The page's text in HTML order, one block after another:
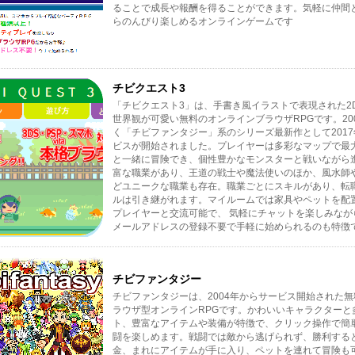
ることで成長や報酬を得ることができます。気軽に仲間
らのんびり楽しめるオンラインゲームです
チビクエスト3
「チビクエスト3」は、手書き風イラストで表現された
世界観が可愛い無料のオンラインブラウザRPGです。
く「チビファンタジー」系のシリーズ最新作として
ビスが開始されました。プレイヤーは多彩なマップで最
と一緒に冒険でき、個性豊かなモンスターと戦いながら
富な職業があり、王道の戦士や魔法使いのほか、風水師
どユニークな職業も存在。職業ごとにスキルがあり、転
ルは引き継がれます。マイルームでは家具やペットを配
プレイヤーと交流可能で、 気軽にチャットを楽しみな
メールアドレスの登録不要で手軽に始められるのも特徴
チビファンタジー
チビファンタジーは、2004年からサービス開始された
ラウザ型オンラインRPGです。かわいいキャラクターと
ト、豊富なアイテムや装備が特徴で、クリック操作で簡
闘を楽しめます。戦闘では敵から逃げられず、勝利する
金、まれにアイテムが手に入り、ペットを連れて冒険も